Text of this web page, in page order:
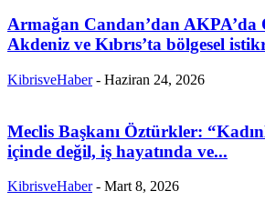
Armağan Candan’dan AKPA’da
Akdeniz ve Kıbrıs’ta bölgesel
KibrisveHaber - Haziran 24, 2026
Meclis Başkanı Öztürkler:
içinde değil, iş hayatında ve...
KibrisveHaber - Mart 8, 2026